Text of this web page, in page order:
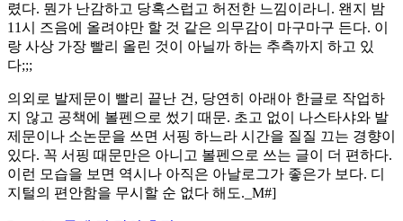
렸다. 뭔가 난감하고 당혹스럽고 허전한 느낌이라니. 왠지 밤
11시 즈음에 올려야만 할 것 같은 의무감이 마구마구 든다. 이
랑 사상 가장 빨리 올린 것이 아닐까 하는 추측까지 하고 있
다;;;
의외로 발제문이 빨리 끝난 건, 당연히 아래아 한글로 작업하
지 않고 공책에 볼펜으로 썼기 때문. 초고 없이 나스타샤와 발
제문이나 소논문을 쓰면 서핑 하느라 시간을 질질 끄는 경향이
있다. 꼭 서핑 때문만은 아니고 볼펜으로 쓰는 글이 더 편하다.
이런 모습을 보면 역시나 아직은 아날로그가 좋은가 보다. 디
지털의 편안함을 무시할 순 없다 해도._M#]